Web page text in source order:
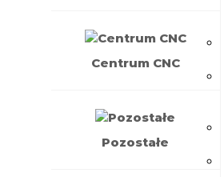
Centrum CNC
Pozostałe